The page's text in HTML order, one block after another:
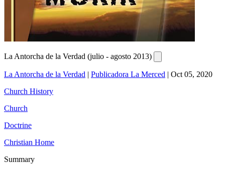
La Antorcha de la Verdad (julio - agosto 2013)
La Antorcha de la Verdad | Publicadora La Merced | Oct 05, 2020
Church History
Church
Doctrine
Christian Home
Summary